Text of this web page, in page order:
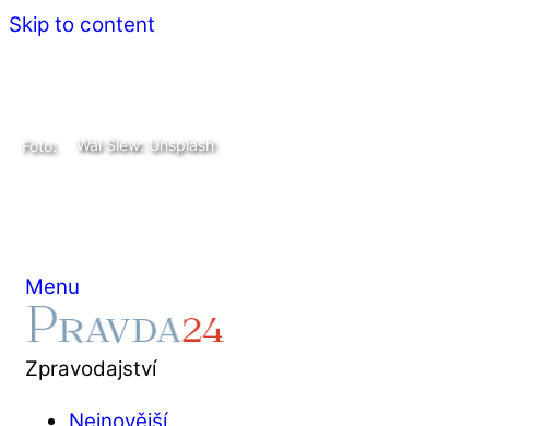
Skip to content
Menu
Zpravodajství
Wai Siew: Unsplash
Foto: